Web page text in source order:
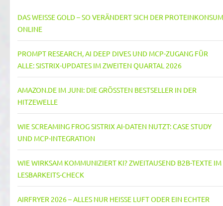
DAS WEISSE GOLD – SO VERÄNDERT SICH DER PROTEINKONSUM O
NLINE
PROMPT RESEARCH, AI DEEP DIVES UND MCP-ZUGANG FÜR
ALLE: SISTRIX-UPDATES IM ZWEITEN QUARTAL 2026
AMAZON.DE IM JUNI: DIE GRÖSSTEN BESTSELLER IN DER H
ITZEWELLE
WIE SCREAMING FROG SISTRIX AI-DATEN NUTZT: CASE STUDY
UND MCP-INTEGRATION
WIE WIRKSAM KOMMUNIZIERT KI? ZWEITAUSEND B2B-TEXTE IM
LESBARKEITS-CHECK
AIRFRYER 2026 – ALLES NUR HEISSE LUFT ODER EIN ECHTER T